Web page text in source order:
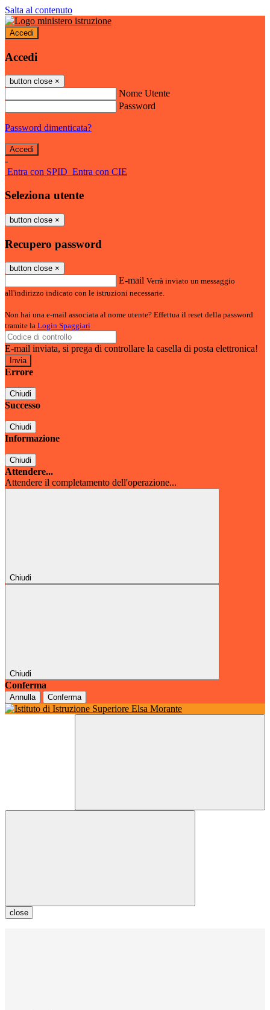
Salta al contenuto
Accedi
Accedi
button close ×
Nome Utente
Password
Password dimenticata?
-
Entra con SPID Entra con CIE
Seleziona utente
button close ×
Recupero password
button close ×
E-mail Verrà inviato un messaggio
all'indirizzo indicato con le istruzioni necessarie.
Non hai una e-mail associata al nome utente? Effettua il reset della password
tramite la Login Spaggiari
E-mail inviata, si prega di controllare la casella di posta elettronica!
Errore
Chiudi
Successo
Chiudi
Informazione
Chiudi
Attendere...
Attendere il completamento dell'operazione...
Chiudi
Chiudi
Conferma
Annulla Conferma
close